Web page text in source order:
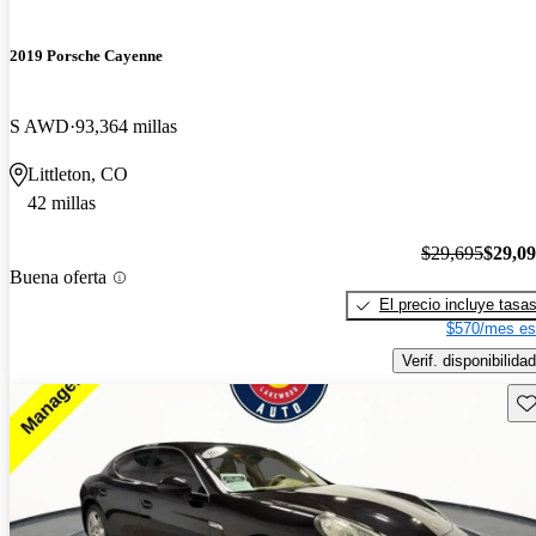
2019 Porsche Cayenne
S AWD 93,364 millas
Littleton, CO
42 millas
Buena oferta
$29,695
El precio incluye tasas
$570/mes
Verif. disponibilidad